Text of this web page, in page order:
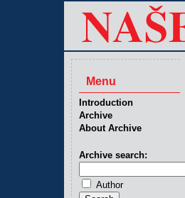
Menu
Introduction
Archive
About Archive
Archive search:
Author